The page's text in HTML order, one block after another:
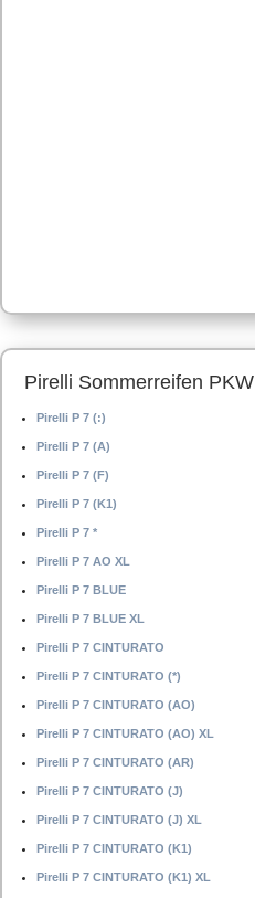
Pirelli Sommerreifen PKW
Pirelli P 7 (:)
Pirelli P 7 (A)
Pirelli P 7 (F)
Pirelli P 7 (K1)
Pirelli P 7 *
Pirelli P 7 AO XL
Pirelli P 7 BLUE
Pirelli P 7 BLUE XL
Pirelli P 7 CINTURATO
Pirelli P 7 CINTURATO (*)
Pirelli P 7 CINTURATO (AO)
Pirelli P 7 CINTURATO (AO) XL
Pirelli P 7 CINTURATO (AR)
Pirelli P 7 CINTURATO (J)
Pirelli P 7 CINTURATO (J) XL
Pirelli P 7 CINTURATO (K1)
Pirelli P 7 CINTURATO (K1) XL